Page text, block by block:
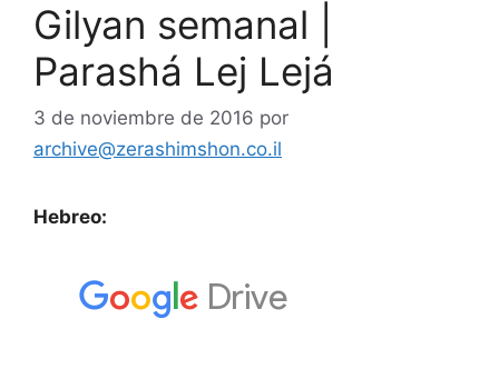
Gilyan semanal |
Parashá Lej Lejá
3 de noviembre de 2016 por
archive@zerashimshon.co.il
Hebreo: